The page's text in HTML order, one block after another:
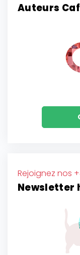
Auteurs
Rejoignez nos
Newsletter